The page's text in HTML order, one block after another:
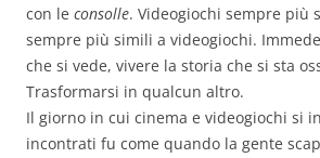
con le consolle. Videogiochi sempre più
sempre più simili a videogiochi.
che si vede, vivere la storia che si sta
Trasformarsi in qualcun altro.
Il giorno in cui cinema e videogiochi si
incontrati fu come quando la gente